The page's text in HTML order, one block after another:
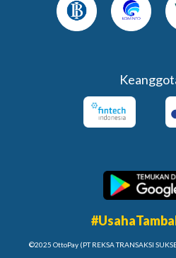
©2025 OttoPay (PT REKSA TRANSAKSI